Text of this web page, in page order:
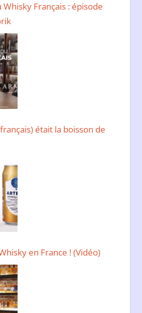
Whisky Français : épisode
était la boisson de
en France ! (Vidéo)